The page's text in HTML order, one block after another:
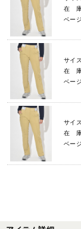
在 庫
ベー
サイ
在 庫
ベー
サイ
在 庫
ベー